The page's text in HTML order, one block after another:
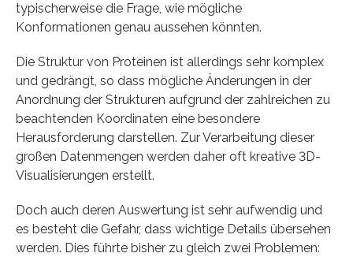
typischerweise die Frage, wie mögliche
Konformationen genau aussehen könnten.
Die Struktur von Proteinen ist allerdings sehr komplex
und gedrängt, so dass mögliche Änderungen in der
Anordnung der Strukturen aufgrund der zahlreichen zu
beachtenden Koordinaten eine besondere
Herausforderung darstellen. Zur Verarbeitung dieser
großen Datenmengen werden daher oft kreative 3D-
Visualisierungen erstellt.
Doch auch deren Auswertung ist sehr aufwendig und
es besteht die Gefahr, dass wichtige Details übersehen
werden. Dies führte bisher zu gleich zwei Problemen: